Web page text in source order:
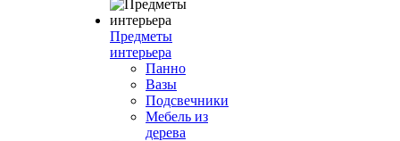
Предметы
интерьера
Панно
Вазы
Подсвечники
Мебель из
дерева